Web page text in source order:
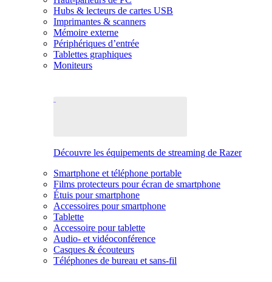
Hubs & lecteurs de cartes USB
Imprimantes & scanners
Mémoire externe
Périphériques d’entrée
Tablettes graphiques
Moniteurs
Découvre les équipements de streaming de Razer
Smartphone et téléphone portable
Films protecteurs pour écran de smartphone
Étuis pour smartphone
Accessoires pour smartphone
Tablette
Accessoire pour tablette
Audio- et vidéoconférence
Casques & écouteurs
Téléphones de bureau et sans-fil